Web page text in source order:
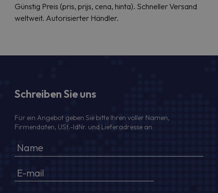
Günstig Preis (pris, prijs, cena, hinta). Schneller Versand
weltweit. Autorisierter Händler.
Schreiben Sie uns
Für ein Angebot geben Sie bitte Ihren voller Namen,
Firmendaten, USt.-IdNr. und Lieferadresse an